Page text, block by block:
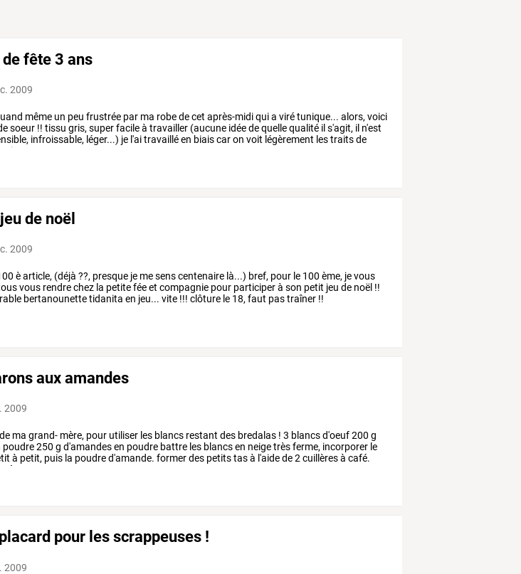
de fête 3 ans
2009
même un peu frustrée par ma robedecet après-midiquia virétunique... alors, voici
soeur !! tissu gris, superfacileà travailler (aucune idéedequellequalité il s'agit, il n'est
infroissable, léger...) je l'aitravailléen biaiscaron voit légèrement lestraitsde
je
de noël
2009
è article, (déjà ??, presque je me sens centenaire là...) bref, pour le 100 ème, je vous
vous rendre chez la petite fée et compagnie pour participer à son petit jeu de noël !!
bertanounette tidanita en jeu... vite !!! clôture le 18, faut pas traîner !!
aux amandes
2009
de ma grand- mère, pour utiliser les blancs restant des bredalas ! 3 blancsd'oeuf200 g
poudre250 g d'amandesen poudre battre les blancsen neigetrèsferme, incorporer le
à petit, puis la poudred'amande. formerdes petitstasà l'aidede2 cuillèresà café.
à
pour les scrappeuses !
2009